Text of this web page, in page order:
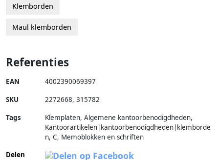
Klemborden
Maul klemborden
Referenties
EAN 4002390069397
SKU 2272668, 315782
Tags
Klemplaten, Algemene kantoorbenodigdheden,
Kantoorartikelen|kantoorbenodigdheden|klemborde
n, C, Memoblokken en schriften
Delen